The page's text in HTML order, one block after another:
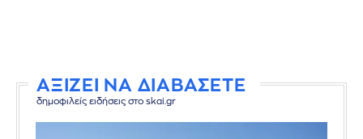
ΑΞΙΖΕΙ ΝΑ ΔΙΑΒΑΣΕΤΕ
δημοφιλείς ειδήσεις στο skai.gr